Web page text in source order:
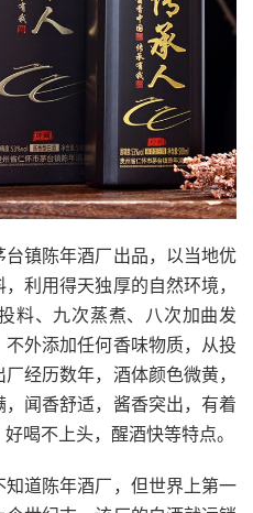
镇陈年酒厂出品，以当地优
利用得天独厚的自然环境，
料、九次蒸煮、八次加曲发
外添加任何香味物质，从投
经历数年，酒体颜色微黄，
闻香舒适，酱香突出，有着
喝不上头，醒酒快等特点。
道陈年酒厂，但世界上第一